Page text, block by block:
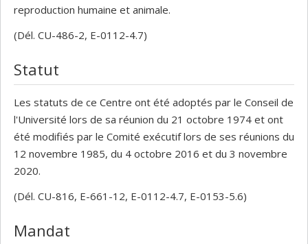
reproduction humaine et animale.
(Dél. CU-486-2, E-0112-4.7)
Statut
Les statuts de ce Centre ont été adoptés par le Conseil de
l'Université lors de sa réunion du 21 octobre 1974 et ont
été modifiés par le Comité exécutif lors de ses réunions du
12 novembre 1985, du 4 octobre 2016 et du 3 novembre
2020.
(Dél. CU-816, E-661-12, E-0112-4.7, E-0153-5.6)
Mandat